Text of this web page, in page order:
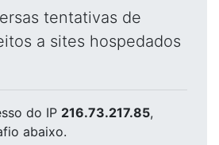
tentativas de
a sites hospedados
do IP 216.73.217.85,
abaixo.